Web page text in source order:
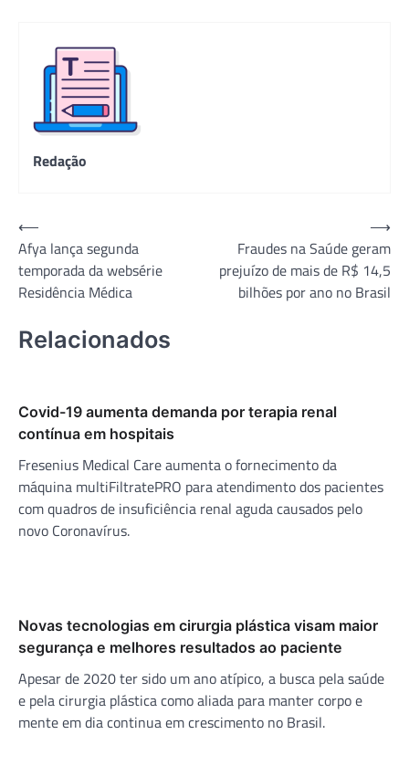
Redação
Navegação
de
Post
⟵
Afya lança segunda
temporada da websérie
Residência Médica
Fraudes na Saúde geram
prejuízo de mais de R$ 14,5
bilhões por ano no Brasil
⟶
Relacionados
Covid-19 aumenta demanda por terapia renal
contínua em hospitais
Fresenius Medical Care aumenta o fornecimento da
máquina multiFiltratePRO para atendimento dos pacientes
com quadros de insuficiência renal aguda causados pelo
novo Coronavírus.
Novas tecnologias em cirurgia plástica visam maior
segurança e melhores resultados ao paciente
Apesar de 2020 ter sido um ano atípico, a busca pela saúde
e pela cirurgia plástica como aliada para manter corpo e
mente em dia continua em crescimento no Brasil.